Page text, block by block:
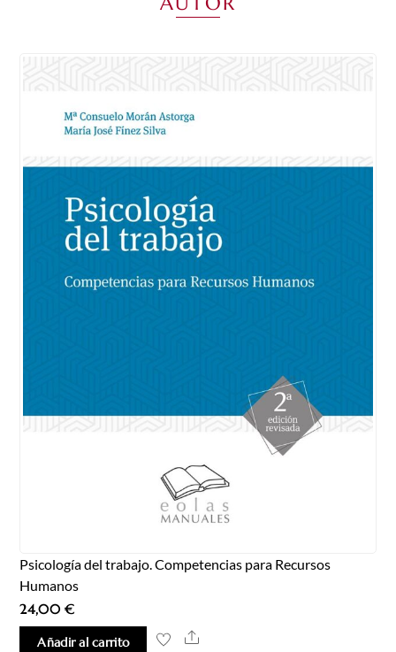
Psicología del trabajo. Competencias para Recursos
Humanos
24,00€
Añadir al carrito Share